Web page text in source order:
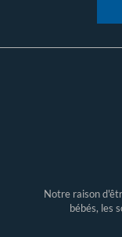
Notre raison
bébés, les